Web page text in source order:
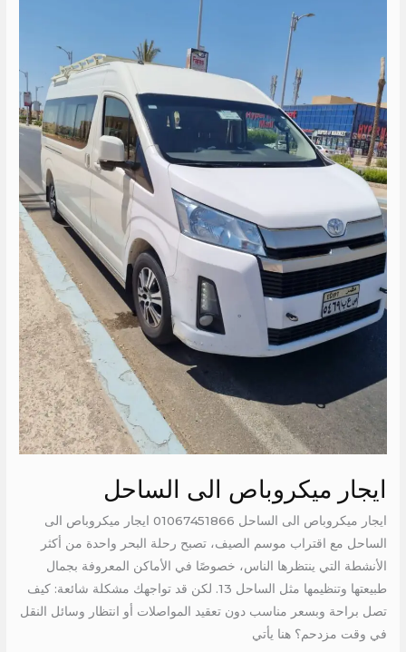
ايجار ميكروباص الى الساحل
ايجار ميكروباص الى الساحل 01067451866 ايجار ميكروباص الى
الساحل مع اقتراب موسم الصيف، تصبح رحلة البحر واحدة من أكثر
الأنشطة التي ينتظرها الناس، خصوصًا في الأماكن المعروفة بجمال
طبيعتها وتنظيمها مثل الساحل 13. لكن قد تواجهك مشكلة شائعة: كيف
تصل براحة وبسعر مناسب دون تعقيد المواصلات أو انتظار وسائل النقل
في وقت مزدحم؟ هنا يأتي